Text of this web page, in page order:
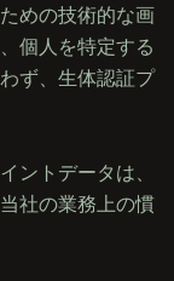
めの技術的な画
個人を特定する
ず、生体認証プ
ントデータは、
社の業務上の慣